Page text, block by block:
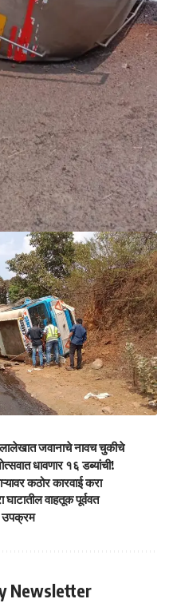
जवानाचे नावच चुकीचे
धावणार १६ डब्यांची!
कठोर कारवाई करा
वाहतूक पूर्ववत
उपक्रम
Newsletter